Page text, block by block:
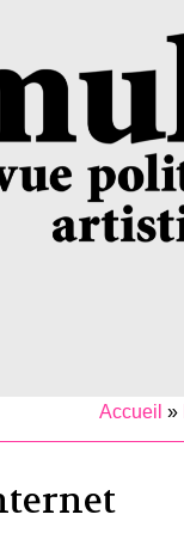
Accueil »